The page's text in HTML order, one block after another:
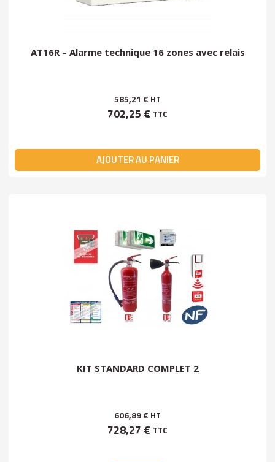
AT16R – Alarme technique 16 zones avec relais
585,21 € HT
702,25 € TTC
AJOUTER AU PANIER
KIT STANDARD COMPLET 2
606,89 € HT
728,27 € TTC